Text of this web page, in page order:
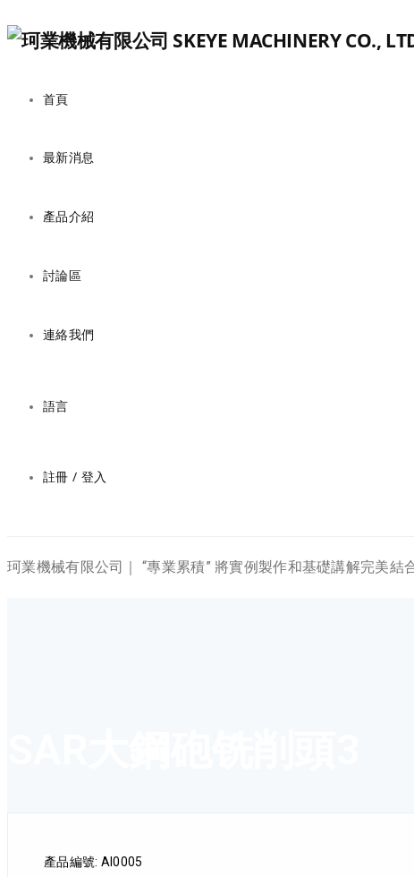
首頁
最新消息
產品介紹
討論區
連絡我們
語言
註冊 / 登入
珂業機械有限公司｜ “專業累積” 將實例製作和基礎講解完美
產品編號: AI0005